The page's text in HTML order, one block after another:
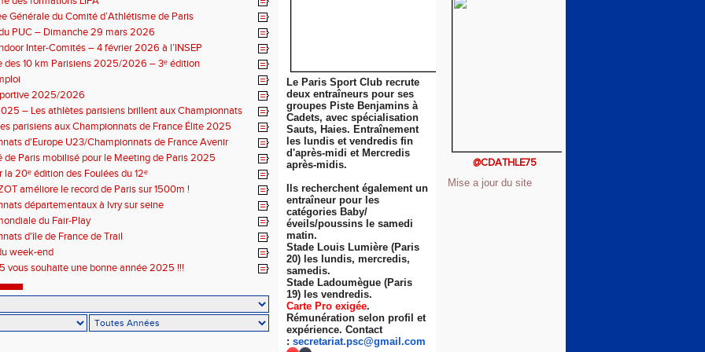
Générale du Comité d’Athlétisme de Paris
PUC – Dimanche 29 mars 2026
Inter-Comités – 4 février 2026 à l’INSEP
des 10 km Parisiens 2025/2026 – 3ᵉ édition
2025/2026
– Les athlètes parisiens brillent aux Championnats
Éliteparisiens aux Championnats de France Élite 2025
d'Europe U23/Championnats de France Avenir
de Paris mobilisé pour le Meeting de Paris 2025
la 20ᵉ édition des Foulées du 12ᵉ
améliore le record de Paris sur 1500m !
départementaux à Ivry sur seine
du Fair-Play
d'île de France de Trail
week-end
vous souhaite une bonne année 2025 !!!
Le Paris Sport Club recrute
deux entraîneurs pour ses
groupes Piste Benjamins à
Cadets, avec spécialisation
Sauts, Haies. Entraînement
les lundis et vendredis fin
d'après-midi et Mercredis
après-midis.
Ils recherchent également un
entraîneur pour les
catégories Baby/
éveils/poussins le samedi
matin.
Stade Louis Lumière (Paris
20) les lundis, mercredis,
samedis.
Stade Ladoumègue (Paris
19) les vendredis.
Carte Pro exigée.
Rémunération selon profil et
expérience. Contact
: secretariat.psc@gmail.com
@CDATHLE75
Mise a jour du site